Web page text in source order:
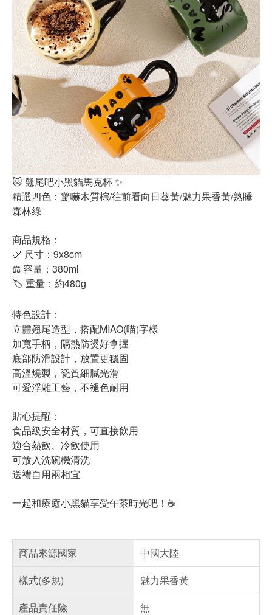
🐱 翹尾吧小黑貓馬克杯 ✨
精選四色：驚嚇木質棕/往前看向日葵黃/魅力果香黃/熟睡
森林綠
商品規格：
📏 尺寸：9x8cm
⚖️ 容量：380ml
🏷️ 重量：約480g
特色設計：
立體翹尾造型，搭配MIAO(喵)字樣
加寬手柄，隔熱防燙好拿握
底部防滑設計，放置更穩固
高溫燒製，瓷質細膩光滑
可愛浮雕工藝，不褪色耐用
貼心提醒：
食品級安全材質，可直接飲用
適合熱飲、冷飲使用
可放入洗碗機清洗
送禮自用兩相宜
一起和療癒小黑貓享受午茶時光吧！☕️
商品來源國家
中國大陸
樣式(多規)
魅力果香黃
產品責任險
無